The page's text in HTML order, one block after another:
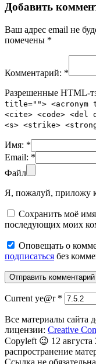
Добавить
Ваш адрес email не
помечены *
Комментарий: *
Разрешенные HTML-
title=""> <acronym
<cite> <code> <del
<s> <strike>
Имя: *
Email: *
Файл
Я, пожалуй, приложу
Сохранить моё
последующих моих
Оповещать о
подписаться без
Current ye@r *
Все материалы сайта
лицензии: Creative
Copyleft 😉 12
распространение
Ссылка не